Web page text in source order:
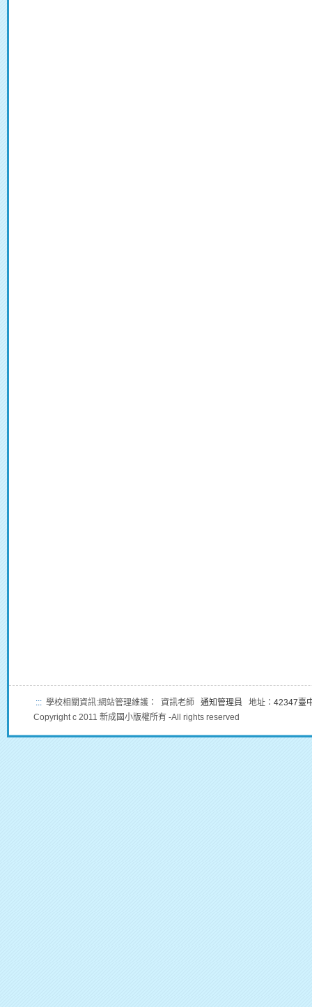
::: 學校相關資訊:網站管理維護： 資訊老師 通知管理員 地址： 42347臺
Copyright c 2011 新成國小版權所有 -All rights reserved